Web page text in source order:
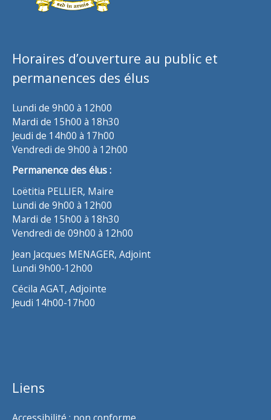
Horaires d’ouverture au public et
permanences des élus
Lundi de 9h00 à 12h00
Mardi de 15h00 à 18h30
Jeudi de 14h00 à 17h00
Vendredi de 9h00 à 12h00
Permanence des élus :
Loëtitia PELLIER, Maire
Lundi de 9h00 à 12h00
Mardi de 15h00 à 18h30
Vendredi de 09h00 à 12h00
Jean Jacques MENAGER, Adjoint
Lundi 9h00-12h00
Cécila AGAT, Adjointe
Jeudi 14h00-17h00
Liens